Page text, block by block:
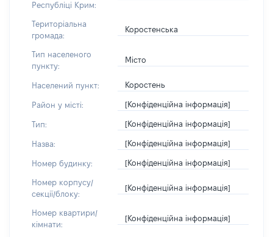
Республіці Крим:
Територіальна
громада:
Коростенська
Тип населеного
пункту:
Місто
Населений пункт: Коростень
Район у місті: [Конфіденційна інформація]
Тип: [Конфіденційна інформація]
Назва: [Конфіденційна інформація]
Номер будинку: [Конфіденційна інформація]
Номер корпусу/
секції/блоку:
[Конфіденційна інформація]
Номер квартири/
кімнати:
[Конфіденційна інформація]